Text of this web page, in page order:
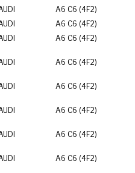
A6 C6 (4F2)
A6 C6 (4F2)
A6 C6 (4F2)
A6 C6 (4F2)
A6 C6 (4F2)
A6 C6 (4F2)
A6 C6 (4F2)
A6 C6 (4F2)